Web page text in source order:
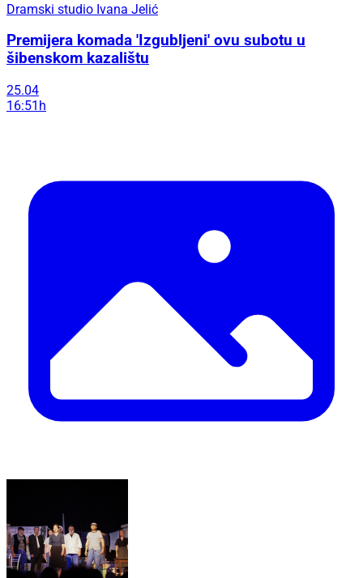
Dramski studio Ivana Jelić
Premijera komada 'Izgubljeni' ovu subotu u
šibenskom kazalištu
25.04
16:51h